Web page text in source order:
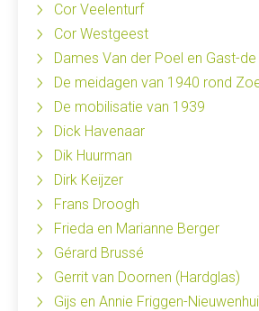
Cor Veelenturf
Cor Westgeest
Dames Van der Poel en Gast-
De meidagen van 1940 rond
De mobilisatie van 1939
Dick Havenaar
Dik Huurman
Dirk Keijzer
Frans Droogh
Frieda en Marianne Berger
Gérard Brussé
Gerrit van Doornen (Hardglas)
Gijs en Annie Friggen-